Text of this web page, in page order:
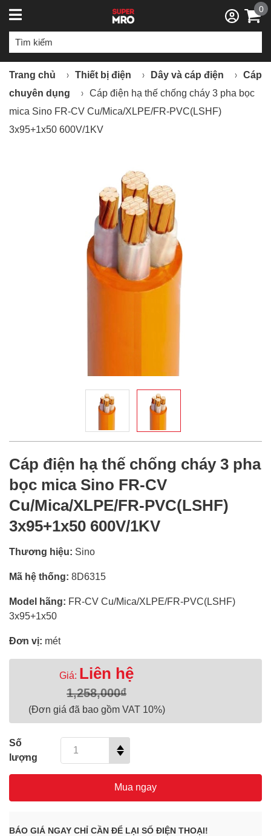
0
Trang chủ Thiết bị điện Dây và cáp điện
Cáp
chuyên dụng
Cáp điện hạ thế chống cháy 3 pha bọc
mica Sino FR-CV Cu/Mica/XLPE/FR-PVC(LSHF)
3x95+1x50 600V/1KV
Cáp điện hạ thế chống cháy 3 pha
bọc mica Sino FR-CV
Cu/Mica/XLPE/FR-PVC(LSHF)
3x95+1x50 600V/1KV
Thương hiệu: Sino
Mã hệ thống: 8D6315
Model hãng: FR-CV Cu/Mica/XLPE/FR-PVC(LSHF)
3x95+1x50
Đơn vị: mét
Giá: Liên hệ
1,258,000₫
(Đơn giá đã bao gồm VAT 10%)
Số
lượng
Mua ngay
BÁO GIÁ NGAY CHỈ CẦN ĐỂ LẠI SỐ ĐIỆN THOẠI!